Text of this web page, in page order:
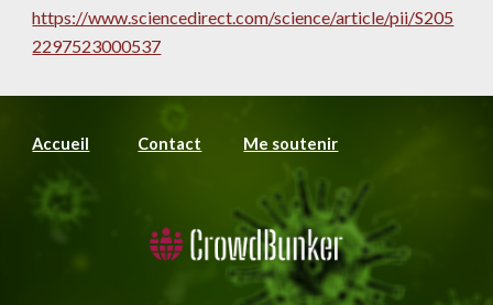
https://www.sciencedirect.com/science/article/pii/S205
2297523000537
Accueil Contact Me soutenir